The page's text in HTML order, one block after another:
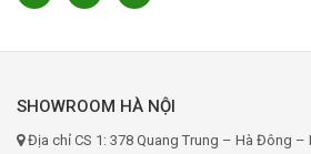
SHOWROOM HÀ NỘI
Địa chỉ CS 1: 378 Quang Trung – Hà Đông –